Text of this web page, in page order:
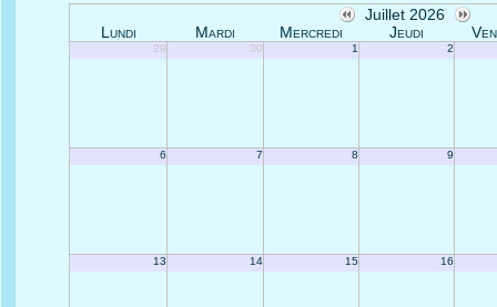
Juillet 2026
Lundi
Mardi Mercredi Jeudi
29 30 1 2
6 7 8 9
13 14 15 16